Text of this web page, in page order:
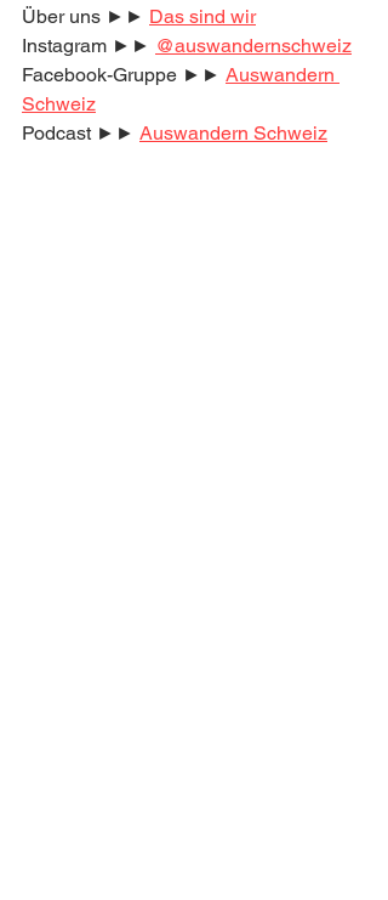
Über uns ►► Das sind wir
Instagram ►► @auswandernschweiz
Facebook-Gruppe ►► Auswandern
Schweiz
Podcast ►► Auswandern Schweiz